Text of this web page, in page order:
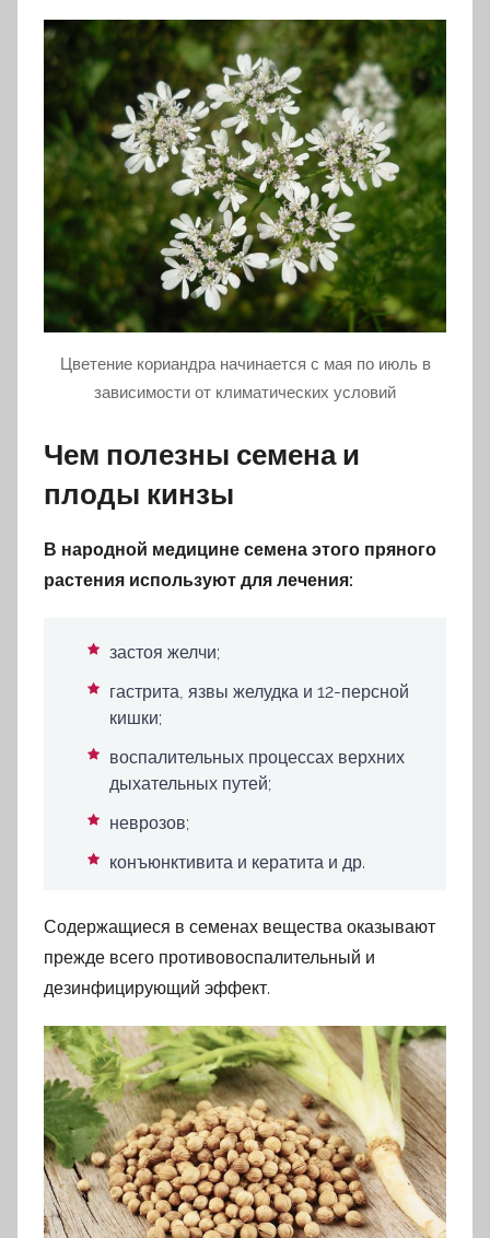
Цветение кориандра начинается с мая по июль в
зависимости от климатических условий
Чем полезны семена и
плоды кинзы
В народной медицине семена этого пряного
растения используют для лечения:
застоя желчи;
гастрита, язвы желудка и 12-персной
кишки;
воспалительных процессах верхних
дыхательных путей;
неврозов;
конъюнктивита и кератита и др.
Содержащиеся в семенах вещества оказывают
прежде всего противовоспалительный и
дезинфицирующий эффект.